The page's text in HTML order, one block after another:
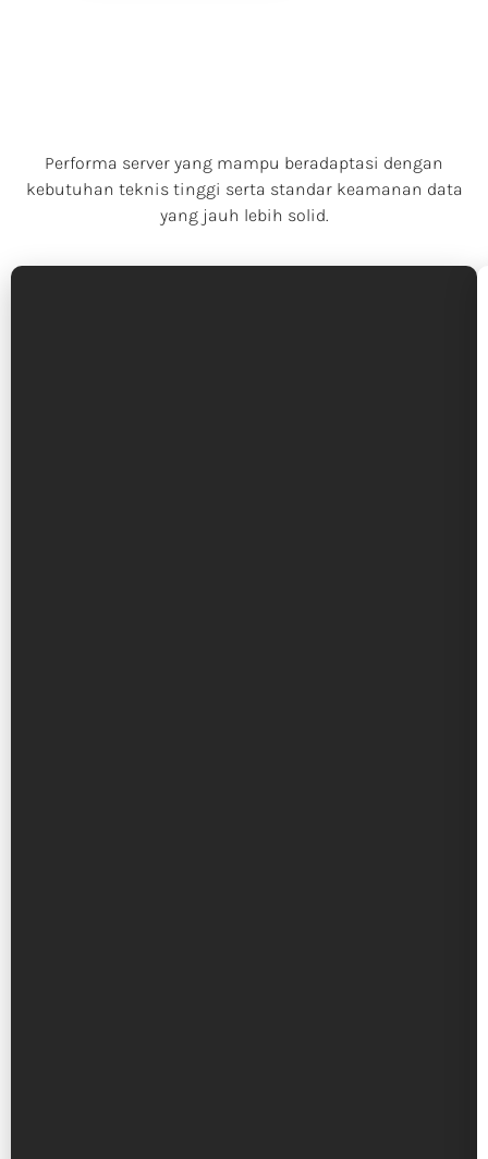
Performa server yang mampu beradaptasi dengan
kebutuhan teknis tinggi serta standar keamanan data
yang jauh lebih solid.